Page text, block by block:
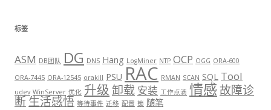
标签
ASM DB团队 DG DNS Hang LogMiner NTP OCP OGG ORA-600
ORA-7445 ORA-12545 orakill PSU RAC RMAN SCAN SQL Tool
udev WinServer 优化 升级 卸载 安装 工作点滴 情感故障诊
断生活感悟 等待事件 迁移 配置 锁 随笔